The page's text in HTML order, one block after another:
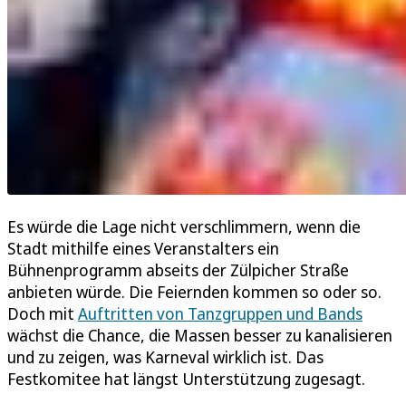
Es würde die Lage nicht verschlimmern, wenn die
Stadt mithilfe eines Veranstalters ein
Bühnenprogramm abseits der Zülpicher Straße
anbieten würde. Die Feiernden kommen so oder so.
Doch mit Auftritten von Tanzgruppen und Bands
wächst die Chance, die Massen besser zu kanalisieren
und zu zeigen, was Karneval wirklich ist. Das
Festkomitee hat längst Unterstützung zugesagt.